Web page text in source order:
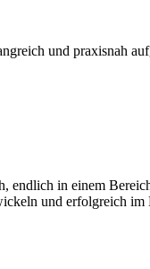
und praxisnah
endlich in einem
und erfolgreich